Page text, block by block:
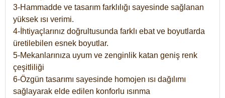
3-Hammadde ve tasarım farklılığı sayesinde sağlanan
yüksek ısı verimi.
4-İhtiyaçlarınız doğrultusunda farklı ebat ve boyutlarda
üretilebilen esnek boyutlar.
5-Mekanlarınıza uyum ve zenginlik katan geniş renk
çeşitliliği
6-Özgün tasarımı sayesinde homojen ısı dağılımı
sağlayarak elde edilen konforlu ısınma